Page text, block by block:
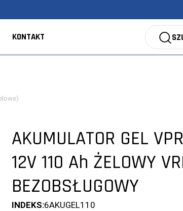
KONTAKT
AKUMULATOR GEL
12V 110 Ah ŻELOWY
BEZOBSŁUGOWY
INDEKS:6AKUGEL110